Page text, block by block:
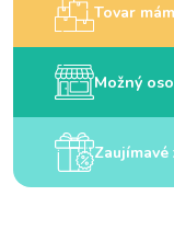
Tovar
Možný